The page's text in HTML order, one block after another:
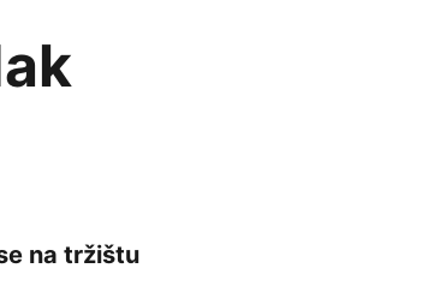
na tržištu